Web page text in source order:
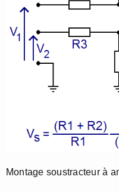
Montage soustracteur à